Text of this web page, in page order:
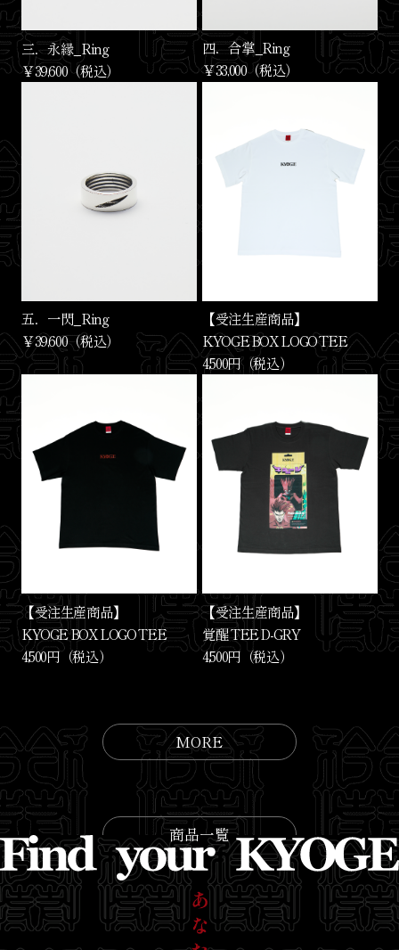
三．永縁_Ring
￥39,600（税込）
四．合掌_Ring
￥33,000（税込）
五．一閃_Ring
￥39,600（税込）
【受注生産商品】
KYOGE BOX LOGO TEE
4,500円（税込）
【受注生産商品】
KYOGE BOX LOGO TEE
4,500円（税込）
【受注生産商品】
覚醒 TEE D-GRY
4,500円（税込）
MORE
商品一覧